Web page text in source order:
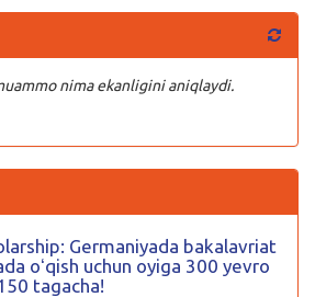
nima ekanligini aniqlaydi.
Germaniyada bakalavriat
oʻqish uchun oyiga 300 yevro
tagacha!